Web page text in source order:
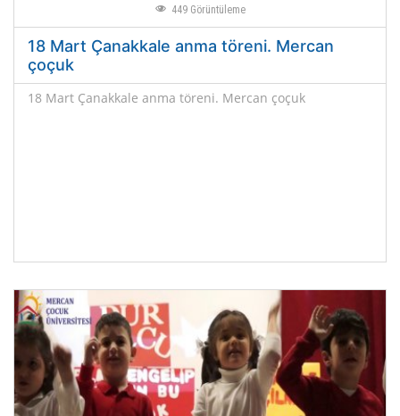
449Görüntüleme
18 Mart Çanakkale anma töreni. Mercan
çoçuk
18 Mart Çanakkale anma töreni. Mercan çoçuk